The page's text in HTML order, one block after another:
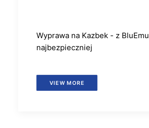
Wyprawa na Kazbek - z BluEmu
najbezpieczniej
VIEW MORE